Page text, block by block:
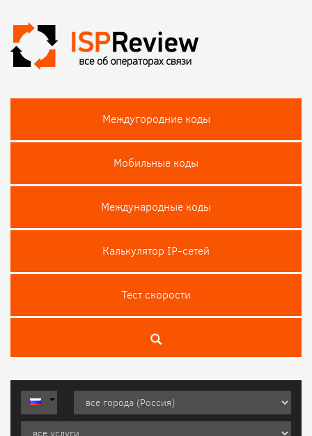
Междугородние коды
Мобильные коды
Международные коды
Калькулятор IP-сетей
Тест скороcти